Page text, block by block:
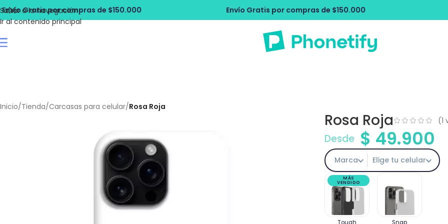
Saltar a la navegación
Ir al contenido principal
de $150.000 Envío Gratis por compras de $150.000 Envío Gratis por
Inicio/Tienda/Carcasas para celular/Rosa Roja
Rosa Roja (1
Desde $ 49.900
Marca Elige tu celular
MÁS
VENDIDO